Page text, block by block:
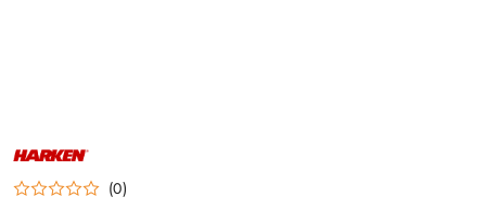
NAZWA
PRODUCENTA:
HARKEN (0)